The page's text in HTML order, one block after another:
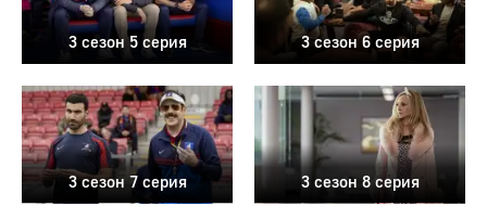
3 сезон 5 серия 3 сезон 6 серия
3 сезон 7 серия 3 сезон 8 серия